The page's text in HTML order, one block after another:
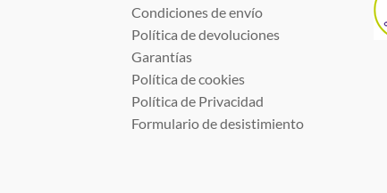
Condiciones de envío
Política de devoluciones
Garantías
Política de cookies
Política de Privacidad
Formulario de desistimiento